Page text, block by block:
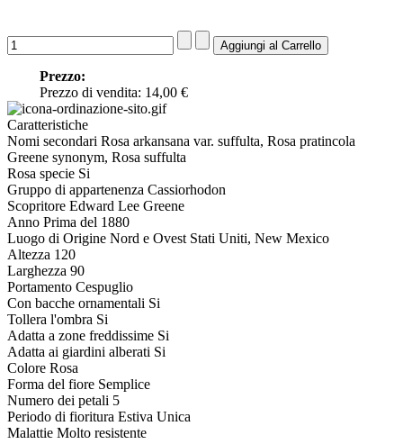
Prezzo:
Prezzo di vendita: 14,00 €
Caratteristiche
Nomi secondari Rosa arkansana var. suffulta, Rosa pratincola
Greene synonym, Rosa suffulta
Rosa specie Si
Gruppo di appartenenza Cassiorhodon
Scopritore Edward Lee Greene
Anno Prima del 1880
Luogo di Origine Nord e Ovest Stati Uniti, New Mexico
Altezza 120
Larghezza 90
Portamento Cespuglio
Con bacche ornamentali Si
Tollera l'ombra Si
Adatta a zone freddissime Si
Adatta ai giardini alberati Si
Colore Rosa
Forma del fiore Semplice
Numero dei petali 5
Periodo di fioritura Estiva Unica
Malattie Molto resistente